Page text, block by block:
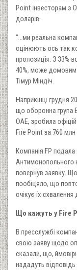
Point інвесторам з
доларів.
"...ми реальна
оцінюють ось так
пропозиція. З 33%
40%, може
Тімур Міндіч.
Наприкінці грудня
що оборонна група
ОАЕ, зробила
Fire Point за 760 млн
Компанія FP
Антимонопольного
повернув заявку.
пообіцяло, що
очікує їх схвалення
Що кажуть у Fire
В пресслужбі
свою заяву щодо
сказали, що,
нададуть відповідь